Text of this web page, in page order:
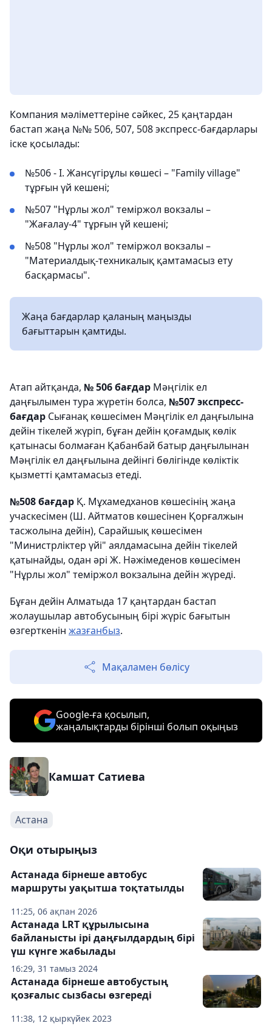
Компания мәліметтеріне сәйкес, 25 қаңтардан
бастап жаңа №№ 506, 507, 508 экспресс-бағдарлары
іске қосылады:
№506 - І. Жансүгірұлы көшесі – "Family village"
тұрғын үй кешені;
№507 "Нұрлы жол" теміржол вокзалы –
"Жағалау-4" тұрғын үй кешені;
№508 "Нұрлы жол" теміржол вокзалы –
"Материалдық-техникалық қамтамасыз ету
басқармасы".
Жаңа бағдарлар қаланың маңызды
бағыттарын қамтиды.
Атап айтқанда, № 506 бағдар Мәңгілік ел
даңғылымен тура жүретін болса, №507 экспресс-
бағдар Сығанақ көшесімен Мәңгілік ел даңғылына
дейін тікелей жүріп, бұған дейін қоғамдық көлік
қатынасы болмаған Қабанбай батыр даңғылынан
Мәңгілік ел даңғылына дейінгі бөлігінде көліктік
қызметті қамтамасыз етеді.
№508 бағдар Қ. Мұхамедханов көшесінің жаңа
учаскесімен (Ш. Айтматов көшесінен Қорғалжын
тасжолына дейін), Сарайшық көшесімен
"Министрліктер үйі" аялдамасына дейін тікелей
қатынайды, одан әрі Ж. Нәжімеденов көшесімен
"Нұрлы жол" теміржол вокзалына дейін жүреді.
Бұған дейін Алматыда 17 қаңтардан бастап
жолаушылар автобусының бірі жүріс бағытын
өзгерткенін жазғанбыз.
Мақаламен бөлісу
Google-ға қосылып,
жаңалықтарды бірінші болып оқыңыз
Камшат Сатиева
Астана
Оқи отырыңыз
11:25, 06 ақпан 2026
Астанада бірнеше автобус
маршруты уақытша тоқтатылды
16:29, 31 тамыз 2024
Астанада LRT құрылысына
байланысты ірі даңғылдардың бірі
үш күнге жабылады
11:38, 12 қыркүйек 2023
Астанада бірнеше автобустың
қозғалыс сызбасы өзгереді